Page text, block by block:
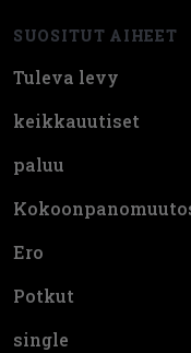
SUOSITUT AIHEET
Tuleva levy
keikkauutiset
paluu
Ero
Potkut
single